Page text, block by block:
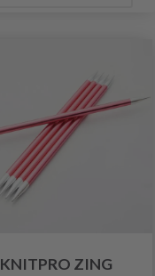
KNITPRO ZING